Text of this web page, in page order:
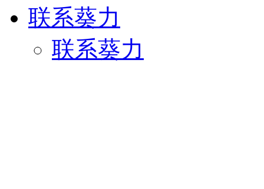
联系葵力
联系葵力